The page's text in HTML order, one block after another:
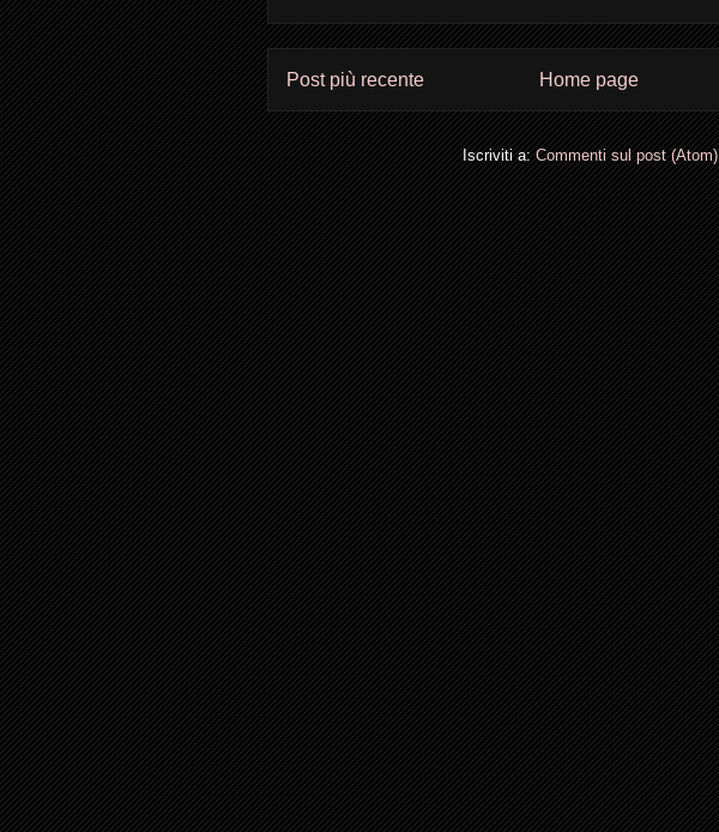
Post più recente Home page
Iscriviti a:Commenti sul post (Atom)